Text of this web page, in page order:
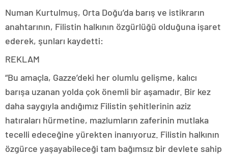
Numan Kurtulmuş, Orta Doğu’da barış ve istikrarın
anahtarının, Filistin halkının özgürlüğü olduğuna işaret
ederek, şunları kaydetti:
REKLAM
“Bu amaçla, Gazze’deki her olumlu gelişme, kalıcı
barışa uzanan yolda çok önemli bir aşamadır. Bir kez
daha saygıyla andığımız Filistin şehitlerinin aziz
hatıraları hürmetine, mazlumların zaferinin mutlaka
tecelli edeceğine yürekten inanıyoruz. Filistin halkının
özgürce yaşayabileceği tam bağımsız bir devlete sahip